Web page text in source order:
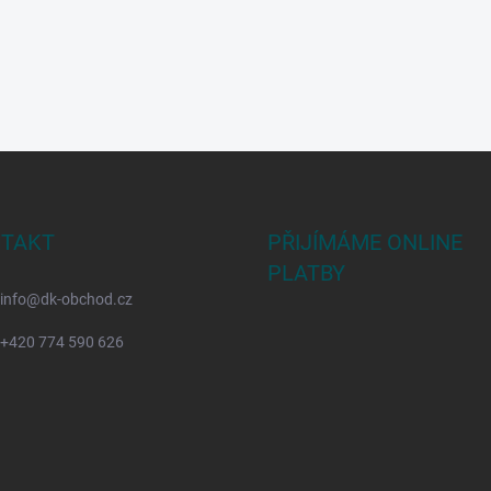
info@dk-obchod.cz
+420 774 590 626
PŘIJÍMÁME ONLINE
PLATBY